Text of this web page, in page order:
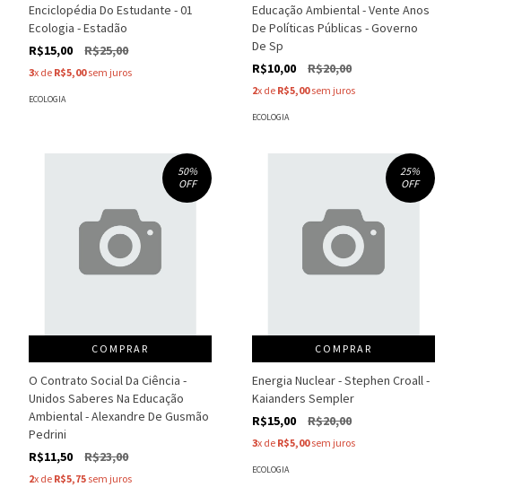
Enciclopédia Do Estudante - 01
Ecologia - Estadão
R$15,00
R$25,00
3x de R$5,00sem juros
ECOLOGIA
Educação Ambiental - Vente Anos
De Políticas Públicas - Governo
De Sp
R$10,00
R$20,00
2x de R$5,00sem juros
ECOLOGIA
50%
OFF
COMPRAR
O Contrato Social Da Ciência -
Unidos Saberes Na Educação
Ambiental - Alexandre De Gusmão
Pedrini
R$11,50
R$23,00
2x de R$5,75 sem juros
25%
OFF
COMPRAR
Energia Nuclear - Stephen Croall -
Kaianders Sempler
R$15,00
R$20,00
3x de R$5,00sem juros
ECOLOGIA